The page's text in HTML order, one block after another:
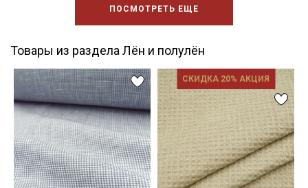
ПОСМОТРЕТЬ ЕЩЕ
Товары из раздела Лён и полулён
СКИДКА 20% АКЦИЯ